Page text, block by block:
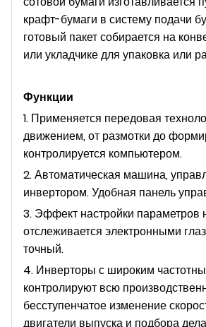
крафт-бумаги в систему подачи
готовый пакет собирается на
или укладчике для упаковка или
Функции
1. Применяется передовая
движением, от размотки до
контролируется компьютером.
2. Автоматическая машина,
инвертором. Удобная панель
3. Эффект настройки
отслеживается электронными
точный.
4. Инверторы с широким
контролируют всю
бесступенчатое изменение
двигатели выпуска и подбора